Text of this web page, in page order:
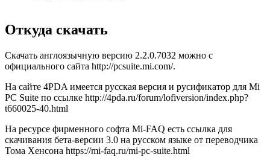
Откуда скачать
Скачать англоязычную версию 2.2.0.7032 можно с
официального сайта http://pcsuite.mi.com/.
На сайте 4PDA имеется русская версия и русификатор для Mi
PC Suite по ссылке http://4pda.ru/forum/lofiversion/index.php?
t660025-40.html
На ресурсе фирменного софта Mi-FAQ есть ссылка для
скачивания бета-версии 3.0 на русском языке от переводчика
Тома Хенсона https://mi-faq.ru/mi-pc-suite.html